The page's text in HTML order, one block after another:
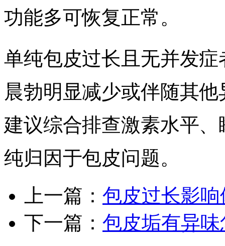
功能多可恢复正常。
单纯包皮过长且无并发
晨勃明显减少或伴随其
建议综合排查激素水平
纯归因于包皮问题。
上一篇： 包皮过长影
下一篇： 包皮垢有异